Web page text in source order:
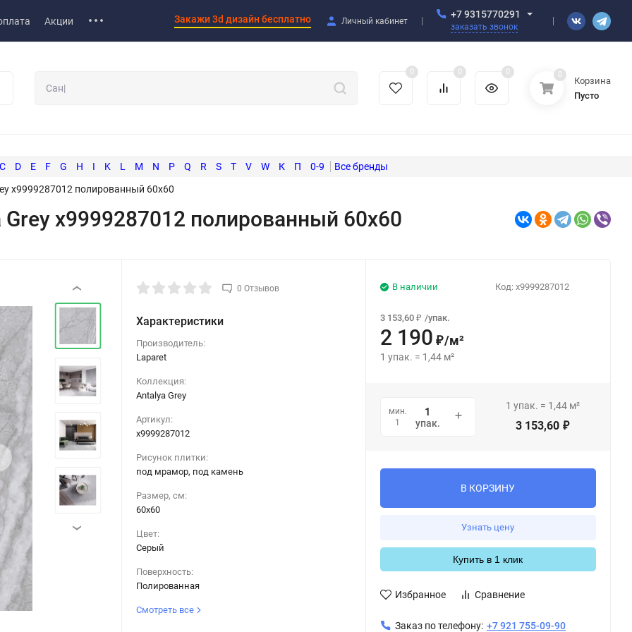
Акции Закажи 3d дизайн бесплатно Личный кабинет
+7 9315770291
заказать звонок
0 0 0 0
Корзина
Пусто
C D E F G H I K L M N P Q R S T V W К П
0-9
х9999287012 полированный 60х60
х9999287012 полированный 60х60
‹
›
0 Отзывов
Характеристики
Производитель:
Laparet
Коллекция:
Antalya Grey
Артикул:
х9999287012
Рисунок плитки:
под мрамор, под камень
Размер, см:
60х60
Цвет:
Серый
Поверхность:
Полированная
Смотреть все
Код: х9999287012
В наличии
3 153,60 ₽ /упак.
2 190 ₽/м²
1 упак. = 1,44 м²
мин.
1
упак.
1 упак. = 1,44 м²
3 153,60 ₽
В КОРЗИНУ
Узнать цену
Купить в 1 клик
Избранное Сравнение
Заказ по телефону: +7 921 755-09-90